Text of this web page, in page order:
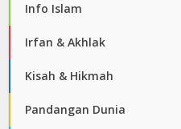
Info Islam
Irfan & Akhlak
Kisah & Hikmah
Pandangan Dunia